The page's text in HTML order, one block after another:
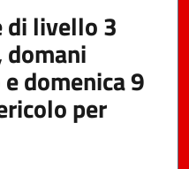
di livello 3
domani
domenica 9
per